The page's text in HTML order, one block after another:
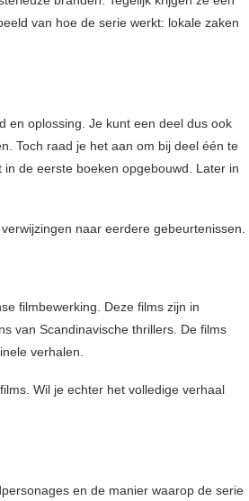
van hoe de serie werkt: lokale zaken
en oplossing. Je kunt een deel dus ook
Toch raad je het aan om bij deel één te
de eerste boeken opgebouwd. Later in
naar eerdere gebeurtenissen.
filmbewerking. Deze films zijn in
van Scandinavische thrillers. De films
verhalen.
Wil je echter het volledige verhaal
en de manier waarop de serie